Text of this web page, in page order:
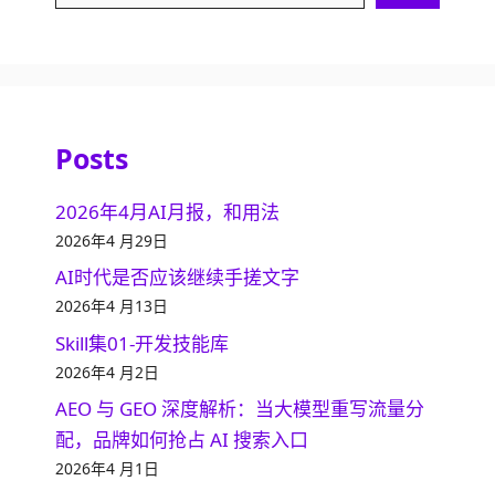
Posts
2026年4月AI月报，和用法
2026年4 月29日
AI时代是否应该继续手搓文字
2026年4 月13日
Skill集01-开发技能库
2026年4 月2日
AEO 与 GEO 深度解析：当大模型重写流量分
配，品牌如何抢占 AI 搜索入口
2026年4 月1日